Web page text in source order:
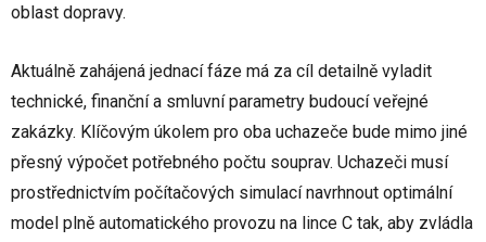
oblast dopravy.
Aktuálně zahájená jednací fáze má za cíl detailně vyladit
technické, finanční a smluvní parametry budoucí veřejné
zakázky. Klíčovým úkolem pro oba uchazeče bude mimo jiné
přesný výpočet potřebného počtu souprav. Uchazeči musí
prostřednictvím počítačových simulací navrhnout optimální
model plně automatického provozu na lince C tak, aby zvládla